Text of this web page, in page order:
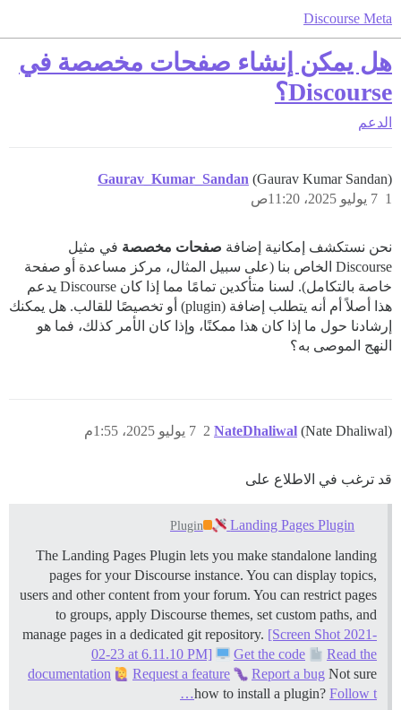
Discourse Meta
هل يمكن إنشاء صفحات مخصصة في
Discourse؟
الدعم
Gaurav_Kumar_Sandan (Gaurav Kumar Sandan)
7 يوليو 2025، 11:20ص 1
نحن نستكشف إمكانية إضافة صفحات مخصصة في مثيل
Discourse الخاص بنا (على سبيل المثال، مركز مساعدة أو صفحة
خاصة بالتكامل). لسنا متأكدين تمامًا مما إذا كان Discourse يدعم
هذا أصلاً أم أنه يتطلب إضافة (plugin) أو تخصيصًا للقالب. هل يمكنك
إرشادنا حول ما إذا كان هذا ممكنًا، وإذا كان الأمر كذلك، فما هو
النهج الموصى به؟
NateDhaliwal (Nate Dhaliwal) 7 يوليو 2025، 1:55م 2
قد ترغب في الاطلاع على
Landing Pages Plugin
Plugin
The Landing Pages Plugin lets you make standalone landing
pages for your Discourse instance. You can display topics,
users and other content from your forum. You can restrict pages
to groups, apply Discourse themes, set custom paths, and
manage pages in a dedicated git repository. [Screen Shot 2021-
02-23 at 6.11.10 PM]
Get the code
Read the
documentation
Request a feature Report a bug Not sure
how to install a plugin? Follow t…